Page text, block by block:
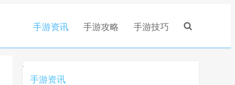
手游资讯 手游攻略 手游技巧
.
手游资讯